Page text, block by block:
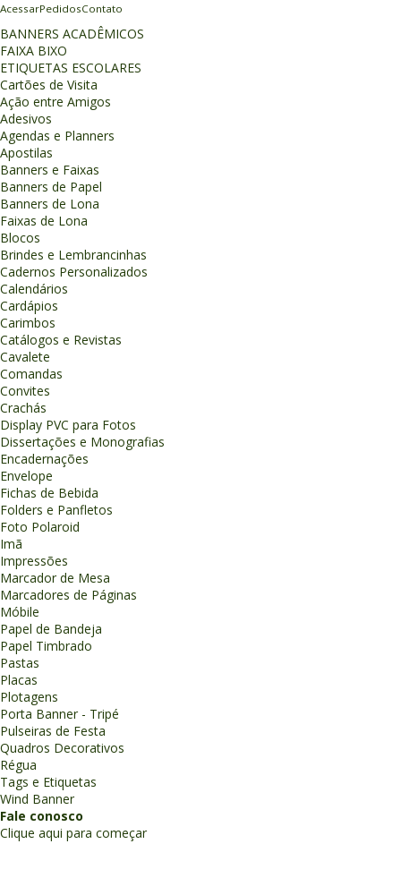
AcessarPedidosContato
BANNERS ACADÊMICOS
FAIXA BIXO
ETIQUETAS ESCOLARES
Cartões de Visita
Ação entre Amigos
Adesivos
Agendas e Planners
Apostilas
Banners e Faixas
Banners de Papel
Banners de Lona
Faixas de Lona
Blocos
Brindes e Lembrancinhas
Cadernos Personalizados
Calendários
Cardápios
Carimbos
Catálogos e Revistas
Cavalete
Comandas
Convites
Crachás
Display PVC para Fotos
Dissertações e Monografias
Encadernações
Envelope
Fichas de Bebida
Folders e Panfletos
Foto Polaroid
Imã
Impressões
Marcador de Mesa
Marcadores de Páginas
Móbile
Papel de Bandeja
Papel Timbrado
Pastas
Placas
Plotagens
Porta Banner - Tripé
Pulseiras de Festa
Quadros Decorativos
Régua
Tags e Etiquetas
Wind Banner
Fale conosco
Clique aqui para começar